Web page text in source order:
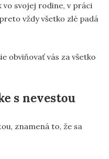
vo svojej rodine, v práci
vždy všetko zlé padá
obviňovať vás za všetko
s nevestou
znamená to, že sa